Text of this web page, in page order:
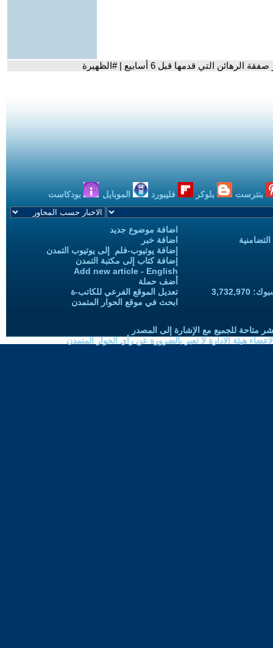
التي قدمها قبل 6 أسابيع | #الظهيرة
بنترست بلوكر فليبورد الموبايل بودكاست
اضافة موضوع جديد
اضافة خبر
إضافة يوتيوب-فلم إلى يوتيوب التمدن
إضافة كتاب إلى مكتبة التمدن
Add new article - English
أضف حملة
تعديل الموقع الفرعي للكاتب-ة
ابحث في موقع الحوار المتمدن
متاحة للجميع مع الإشارة إلى المصدر
هيئة الادارة لا تعبر بالضرورة عن رأي الحوار المتمدن